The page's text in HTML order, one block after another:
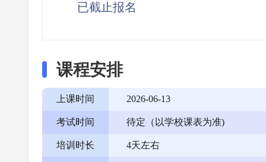
已截止报名
课程安排
上课时间 2026-06-13
考试时间 待定（以学校课表为准)
培训时长 4天左右